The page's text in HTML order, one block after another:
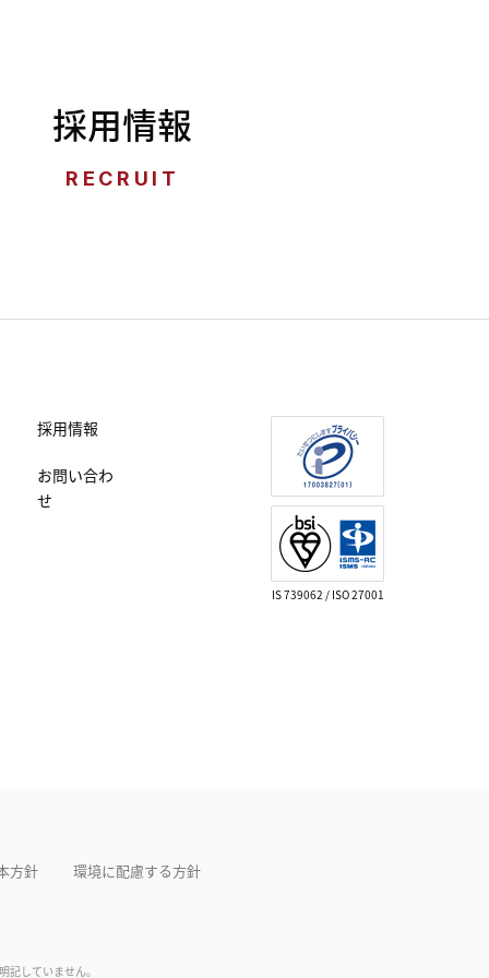
採用情報
RECRUIT
採用情報
お問い合わ
せ
IS 739062 / ISO 27001
方針 環境に配慮する方針
していません。